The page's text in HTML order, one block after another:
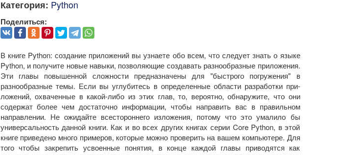
Категория: Python
Поделиться:
В книге Python: создание приложений вы узнаете обо всем, что следует знать о языке
Python, и получите новые навыки, позволяющие создавать разнообразные приложе­ния.
Эти главы повышенной сложности предназначены для "быстрого погружения" в
разнообразные темы. Если вы углубитесь в определенные области разработки при­
ложений, охваченные в какой-либо из этих глав, то, вероятно, обнаружите, что они
содержат более чем достаточно информации, чтобы направить вас в правильном
направлении. Не ожидайте всестороннего изложения, потому что это умалило бы
универсальность данной книги. Как и во всех других книгах серии Core Python, в этой
книге приведено много при­меров, которые можно проверить на вашем компьютере. Для
того чтобы закрепить усвоенные понятия, в конце каждой главы приводятся как